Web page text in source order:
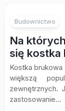
Budownictwo
Na
się kostka
Kostka
większą
zewnętrznych.
zastosowanie...